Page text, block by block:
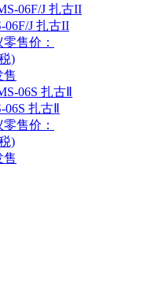
06F/J 扎古II
售价：
)
售
扎古Ⅱ
售价：
)
售